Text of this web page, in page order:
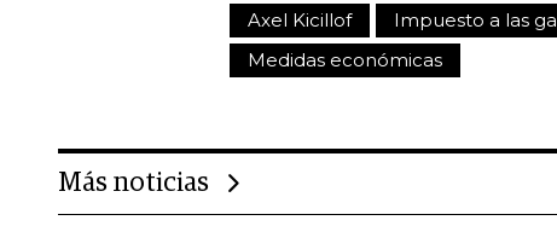
Axel Kicillof Impuesto a las
Medidas económicas
Más noticias